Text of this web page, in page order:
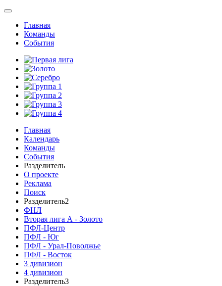
Главная
Команды
События
Главная
Календарь
Команды
События
Разделитель
О проекте
Реклама
Поиск
Разделитель2
ФНЛ
Вторая лига А - Золото
ПФЛ-Центр
ПФЛ - Юг
ПФЛ - Урал-Поволжье
ПФЛ - Восток
3 дивизион
4 дивизион
Разделитель3